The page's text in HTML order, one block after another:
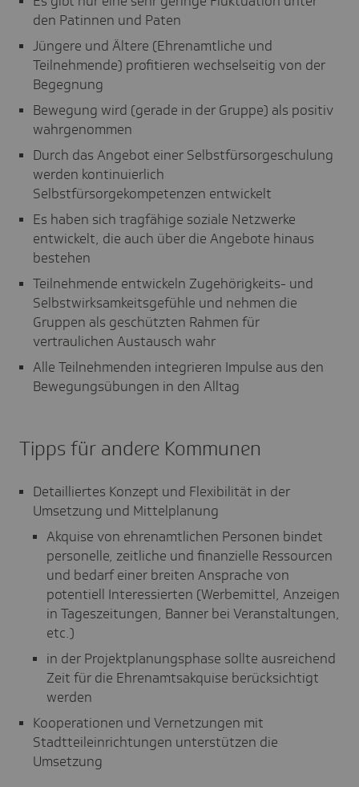
den Patinnen und Paten
Jüngere und Ältere (Ehrenamtliche und
Teilnehmende) profitieren wechselseitig von der
Begegnung
Bewegung wird (gerade in der Gruppe) als positiv
wahrgenommen
Durch das Angebot einer Selbstfürsorgeschulung
werden kontinuierlich
Selbstfürsorgekompetenzen entwickelt
Es haben sich tragfähige soziale Netzwerke
entwickelt, die auch über die Angebote hinaus
bestehen
Teilnehmende entwickeln Zugehörigkeits- und
Selbstwirksamkeitsgefühle und nehmen die
Gruppen als geschützten Rahmen für
vertraulichen Austausch wahr
Alle Teilnehmenden integrieren Impulse aus den
Bewegungsübungen in den Alltag
Tipps für andere Kommunen
Detailliertes Konzept und Flexibilität in der
Umsetzung und Mittelplanung
Akquise von ehrenamtlichen Personen bindet
personelle, zeitliche und finanzielle Ressourcen
und bedarf einer breiten Ansprache von
potentiell Interessierten (Werbemittel, Anzeigen
in Tageszeitungen, Banner bei Veranstaltungen,
etc.)
in der Projektplanungsphase sollte ausreichend
Zeit für die Ehrenamtsakquise berücksichtigt
werden
Kooperationen und Vernetzungen mit
Stadtteileinrichtungen unterstützen die
Umsetzung